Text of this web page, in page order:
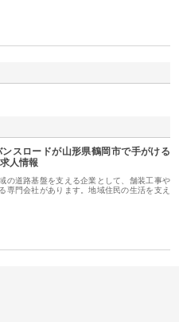
スロードが山形県鶴岡市で手がける
人情報
の道路基盤を支える企業として、舗装工事や
専門会社があります。地域住民の生活を支え